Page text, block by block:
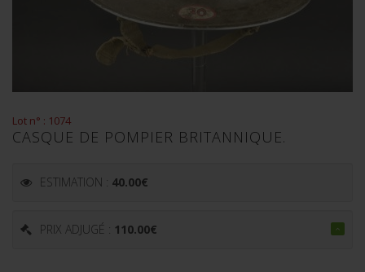
Lot n° : 1074
CASQUE DE POMPIER BRITANNIQUE.
ESTIMATION : 40.00€
PRIX ADJUGÉ : 110.00€